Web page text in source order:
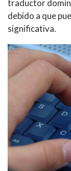
traductor
debido a que
significativa.